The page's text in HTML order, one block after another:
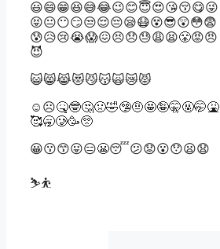
😃😄😁😆😅😂😉😊😇😍😘😚😋😜
😝😐😶😏😒😌😔😪😷😵😎😲😳😨
😰😥😢😭😱😖😣😞😓😩😫😤😡😠
😈
😺😸😹😻😼😽🙀😿😾
☺️☹🤒🤓🤔🤢🤣🤥🤨🤩🤪🤫🤬🤭🤮
🥰🥱🥲🥳🥺
😀😗😙😛😑😬😴😕😟😮😯😦😧
⛷️⛹